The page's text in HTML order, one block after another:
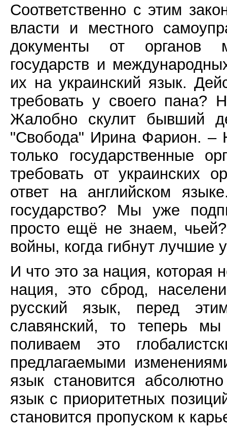
Соответственно с этим
власти и местного
документы от органов
государств и
их на украинский язык.
требовать у своего пана?
Жалобно скулит бывший
"Свобода" Ирина Фарион. –
только государственные
требовать от украинских
ответ на английском
государство? Мы уже
просто ещё не знаем,
войны, когда гибнут лучшие
И что это за нация, которая
нация, это сброд,
русский язык, перед
славянский, то теперь
поливаем это
предлагаемыми
язык становится
язык с приоритетных
становится пропуском к